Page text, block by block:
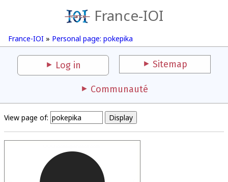
France-IOI
France-IOI » Personal page: pokepika
Log in Sitemap
Communauté
View page of: